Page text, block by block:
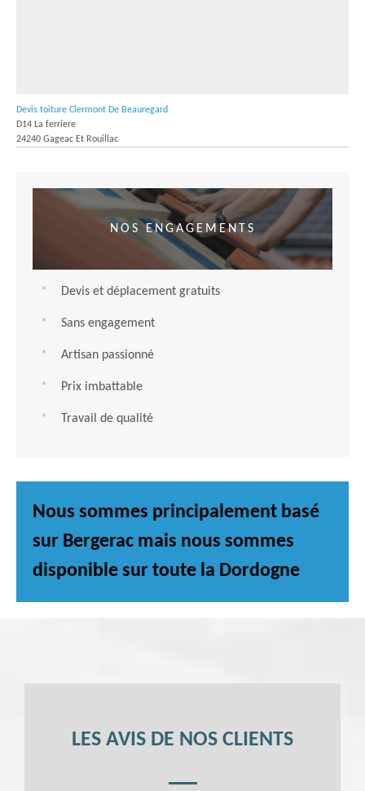
Devis toiture Clermont De Beauregard
D14 La ferriere
24240 Gageac Et Rouillac
NOS ENGAGEMENTS
Devis et déplacement gratuits
Sans engagement
Artisan passionné
Prix imbattable
Travail de qualité
Nous sommes principalement basé
sur Bergerac mais nous sommes
disponible sur toute la Dordogne
LES AVIS DE NOS CLIENTS